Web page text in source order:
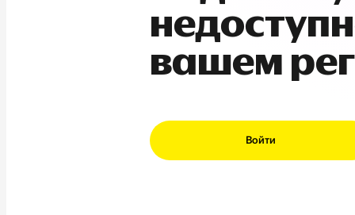
вашем
Войти